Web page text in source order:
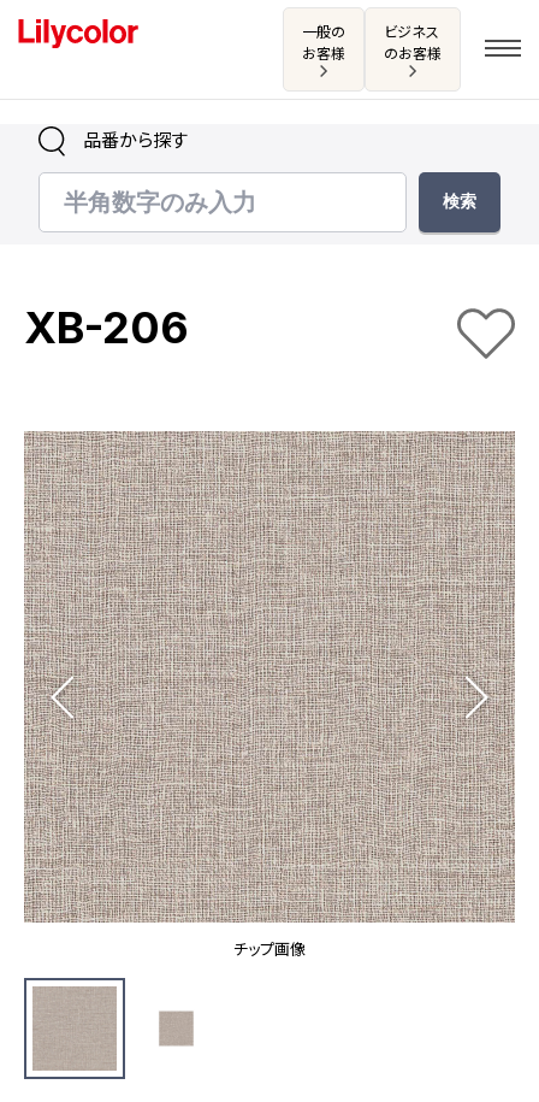
一般の
お客様
ビジネス
のお客様
ログイン・新規会員登録
お気に入り
商品を探す
商品を探す トップ
壁紙
カーテン
床材
ブランド・コレクション
Lilycolor Coordinate 着せ替えシミュレーション
カタログ一覧
カタログ一覧 トップ
壁紙
カーテン
床材
サステナブル商品
ノンワックス床タイル
壁紙機能性ガイド
施工事例
施工事例 トップ
医療・福祉施設
ホテル・オフィス・店舗
モデルハウス
新築戸建・マンション
#リリカラのある暮らし
リリカラノート
ショールーム
ショールーム トップ
東京ショールーム
大阪ショールーム
広島ショールーム
仙台ショールーム
お客様サポート
お客様サポート トップ
画像ダウンロード
動画一覧
お手入れ便利帳
お役立ち資料
品番から探す
XB-206
チップ画像